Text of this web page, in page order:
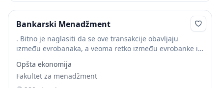
Bankarski Menadžment
. Bitno je naglasiti da se ove transakcije obavljaju
između evrobanaka, a veoma retko između evrobanke i
stalnom kontaktu sa...
Opšta ekonomija
Fakultet za menadžment